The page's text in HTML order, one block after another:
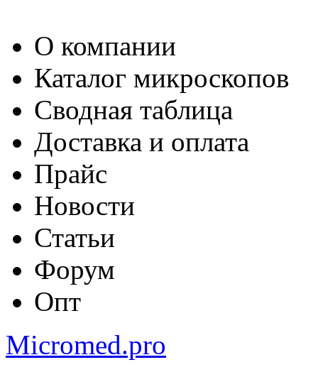
О компании
Каталог микроскопов
Сводная таблица
Доставка и оплата
Прайс
Новости
Статьи
Форум
Опт
Micromed.pro